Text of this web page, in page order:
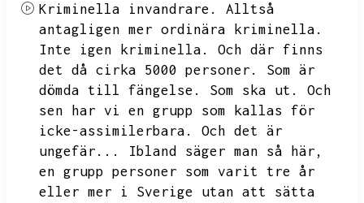
Kriminella invandrare.
Alltså
antagligen mer ordinära kriminella.
Inte igen kriminella.
Och där finns
det då cirka 5000 personer.
Som är
dömda till fängelse.
Som ska ut.
Och
sen har vi en grupp som kallas för
icke-assimilerbara.
Och det är
ungefär...
Ibland säger man så här,
en grupp personer som varit tre år
eller mer i Sverige utan att sätta